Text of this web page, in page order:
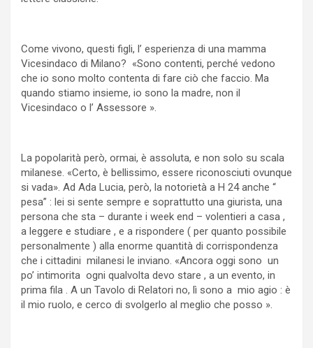
Come vivono, questi figli, l’ esperienza di una mamma
Vicesindaco di Milano? «Sono contenti, perché vedono
che io sono molto contenta di fare ciò che faccio. Ma
quando stiamo insieme, io sono la madre, non il
Vicesindaco o l’ Assessore ».
La popolarità però, ormai, è assoluta, e non solo su scala
milanese. «Certo, è bellissimo, essere riconosciuti ovunque
si vada». Ad Ada Lucia, però, la notorietà a H 24 anche “
pesa” : lei si sente sempre e soprattutto una giurista, una
persona che sta – durante i week end – volentieri a casa ,
a leggere e studiare , e a rispondere ( per quanto possibile
personalmente ) alla enorme quantità di corrispondenza
che i cittadini milanesi le inviano. «Ancora oggi sono un
po’ intimorita ogni qualvolta devo stare , a un evento, in
prima fila . A un Tavolo di Relatori no, lì sono a mio agio : è
il mio ruolo, e cerco di svolgerlo al meglio che posso ».